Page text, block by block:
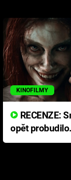
KINOFILMY
opět
přichází s